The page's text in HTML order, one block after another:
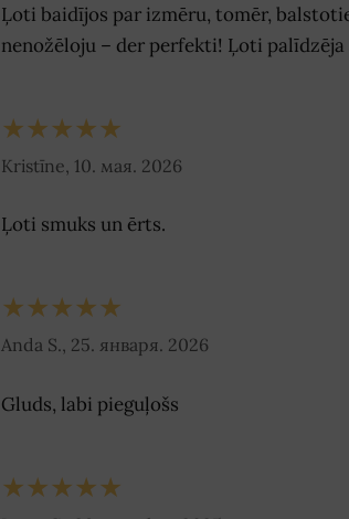
Ļoti baidījos par izmēru, tomēr,
nenožēloju – der perfekti! Ļoti
★★★★★
Kristīne, 10. мая. 2026
Ļoti smuks un ērts.
★★★★★
Anda S., 25. января. 2026
Gluds, labi pieguļošs
★★★★★